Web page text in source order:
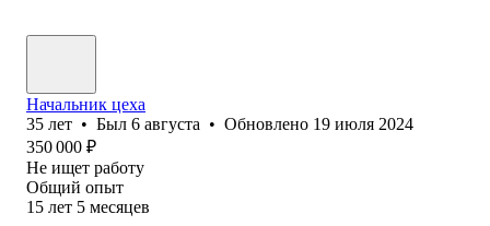
Начальник цеха
35 лет • Был 6 августа • Обновлено 19 июля 2024
350 000 ₽
Не ищет работу
Общий опыт
15 лет 5 месяцев